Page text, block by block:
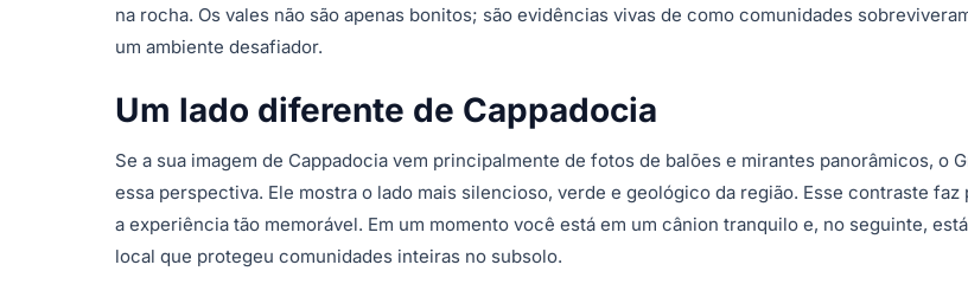
na rocha. Os vales não são apenas bonitos; são evidências vivas de como comunidades
um ambiente desafiador.
Um lado diferente de Cappadocia
Se a sua imagem de Cappadocia vem principalmente de fotos de balões e mirantes panorâmicos, o
essa perspectiva. Ele mostra o lado mais silencioso, verde e geológico da região. Esse contraste faz
a experiência tão memorável. Em um momento você está em um cânion tranquilo e, no seguinte,
local que protegeu comunidades inteiras no subsolo.